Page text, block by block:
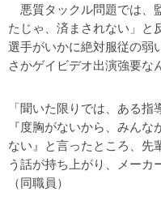
悪質タックル問題では、
たじゃ、済まされない」と
選手がいかに絶対服従の弱
さかゲイビデオ出演強要
「聞いた限りでは、ある
『度胸がないから、みん
ない』と言ったところ、先
う話が持ち上がり、メーカ
（同職員）